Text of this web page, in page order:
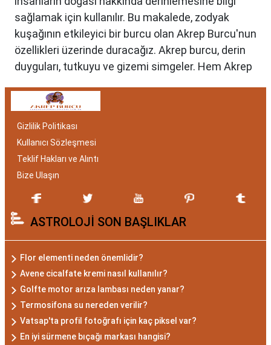
sağlamak için kullanılır. Bu makalede, zodyak
kuşağının etkileyici bir burcu olan Akrep Burcu'nun
özellikleri üzerinde duracağız. Akrep burcu, derin
duyguları, tutkuyu ve gizemi simgeler. Hem Akrep
bakımından benzersizdir. Ayrıca, hangi aylar
belirlemede etkilidir.
Akrep Burcu Özellikleri:
Gizemli ve Kararlı
Akrep burcu, astrolojide 23 Ekim ile 21 Kasım
tarihleri arasında doğanları ifade eder. Bu
dönemde doğan bireyler genellikle gizemli ve derin
düşünce yapısına sahiptir. Akrep burcunun temel
özellikleri arasında kararlılık, cesaret ve tutku
bulunur. Akrepler, hedeflerine ulaşmak için
kararlılıkla çalışan bireylerdir. Aynı zamanda,
zekalarını ve keskin gözlem yeteneklerini
kullanarak çözüm odaklıdırlar.
Gizlilik Politikası
Kullanıcı Sözleşmesi
Teklif Hakları ve Alıntı
Bize Ulaşın
ASTROLOJİ SON BAŞLIKLAR
Flor elementi neden önemlidir?
Avene cicalfate kremi nasıl kullanılır?
Golfte motor arıza lambası neden yanar?
Termosifona su nereden verilir?
Vatsap'ta profil fotoğrafı için kaç piksel var?
En iyi sürmene bıçağı markası hangisi?